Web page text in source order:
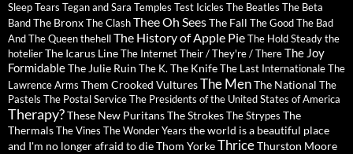
SleepTears Tegan and Sara Temples Test Icicles The Beatles The Beta
BandThe BronxThe ClashThee Oh SeesThe Fall The Good The Bad
And The QueenthehellThe History of Apple PieThe Hold Steadythe
hotelierThe Icarus LineThe InternetTheir / They're / ThereThe Joy
FormidableThe Julie Ruin The K. The KnifeThe Last InternationaleThe
Lawrence Arms Them Crooked VulturesThe MenThe National The
Pastels The Postal ServiceThe Presidents of the United States of America
Therapy?These New PuritansThe StrokesThe Strypes The
ThermalsThe Vines The Wonder Years the world is a beautiful place
and I'm no longer afraid to dieThom YorkeThriceThurston Moore